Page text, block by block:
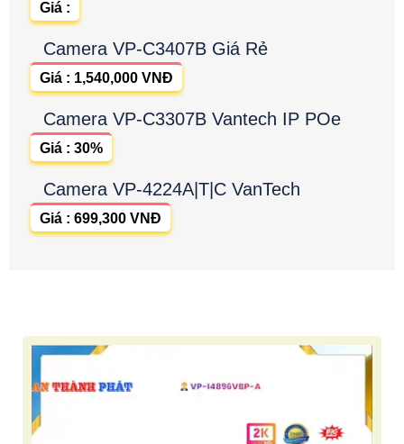
Giá :
Camera VP-C3407B Giá Rẻ
Giá : 1,540,000 VNĐ
Camera VP-C3307B Vantech IP POe
Giá : 30%
Camera VP-4224A|T|C VanTech
Giá : 699,300 VNĐ